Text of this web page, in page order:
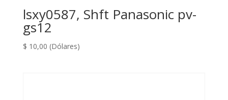
lsxy0587, Shft Panasonic pv-
gs12
$ 10,00 (Dólares)